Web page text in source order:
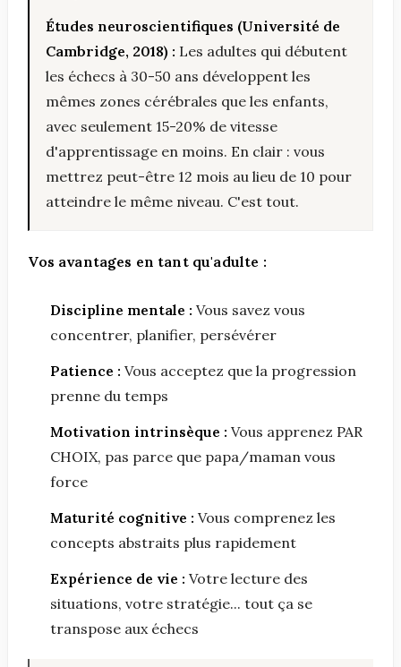
Études neuroscientifiques (Université de
Cambridge, 2018) : Les adultes qui débutent
les échecs à 30-50 ans développent les
mêmes zones cérébrales que les enfants,
avec seulement 15-20% de vitesse
d'apprentissage en moins. En clair : vous
mettrez peut-être 12 mois au lieu de 10 pour
atteindre le même niveau. C'est tout.
Vos avantages en tant qu'adulte :
Discipline mentale : Vous savez vous
concentrer, planifier, persévérer
Patience : Vous acceptez que la progression
prenne du temps
Motivation intrinsèque : Vous apprenez PAR
CHOIX, pas parce que papa/maman vous
force
Maturité cognitive : Vous comprenez les
concepts abstraits plus rapidement
Expérience de vie : Votre lecture des
situations, votre stratégie... tout ça se
transpose aux échecs